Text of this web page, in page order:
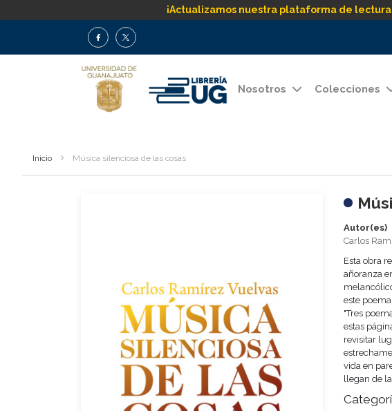
¡Actualizamos nuestra plataforma de
Nosotros Colecciones
Inicio Música silenciosa de las cosas
Autor(es)
Carlos
Esta obra
añoranza
este
"Tres
estas
revisitar
vida en
llegan de